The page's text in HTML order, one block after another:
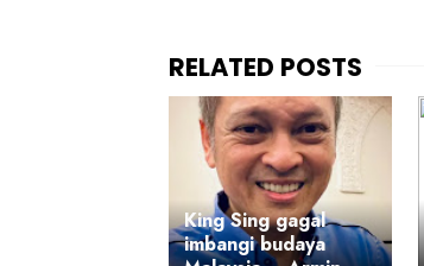
King Sing gagal
imbangi budaya